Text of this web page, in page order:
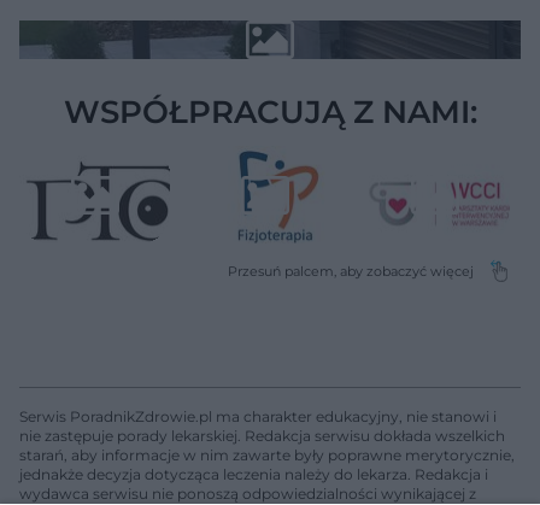
WSPÓŁPRACUJĄ Z NAMI:
Serwis PoradnikZdrowie.pl ma charakter edukacyjny, nie stanowi i
nie zastępuje porady lekarskiej. Redakcja serwisu dokłada wszelkich
starań, aby informacje w nim zawarte były poprawne merytorycznie,
jednakże decyzja dotycząca leczenia należy do lekarza. Redakcja i
wydawca serwisu nie ponoszą odpowiedzialności wynikającej z